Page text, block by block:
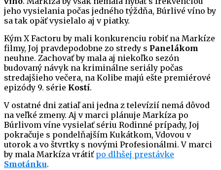
jeho vysielania počas jedného týždňa, Búrlivé víno by
sa tak opäť vysielalo aj v piatky.
Kým X Factoru by mali konkurenciu robiť na Markíze
filmy, Joj pravdepodobne zo stredy s Panelákom
neuhne. Zachovať by mala aj niekoľko sezón
budovaný návyk na kriminálne seriály počas
stredajšieho večera, na Kolibe majú ešte premiérové
epizódy 9. série Kostí.
V ostatné dni zatiaľ ani jedna z televízií nemá dôvod
na veľké zmeny. Aj v marci plánuje Markíza po
Búrlivom víne vysielať sériu Rodinné prípady, Joj
pokračuje s pondelňajším Kukátkom, Vdovou v
utorok a vo štvrtky s novými Profesionálmi. V marci
by mala Markíza vrátiť po dlhšej prestávke
Smotánku.